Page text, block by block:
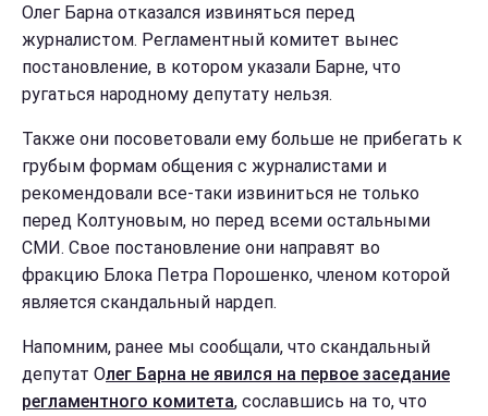
Олег Барна отказался извиняться перед
журналистом. Регламентный комитет вынес
постановление, в котором указали Барне, что
ругаться народному депутату нельзя.
Также они посоветовали ему больше не прибегать к
грубым формам общения с журналистами и
рекомендовали все-таки извиниться не только
перед Колтуновым, но перед всеми остальными
СМИ. Свое постановление они направят во
фракцию Блока Петра Порошенко, членом которой
является скандальный нардеп.
Напомним, ранее мы сообщали, что скандальный
депутат Олег Барна не явился на первое заседание
регламентного комитета, сославшись на то, что